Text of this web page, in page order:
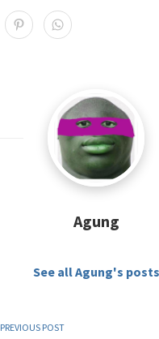
Agung
See all Agung's posts
PREVIOUS POST